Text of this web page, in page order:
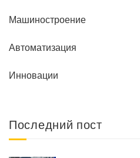
Машиностроение
Автоматизация
Инновации
Последний пост